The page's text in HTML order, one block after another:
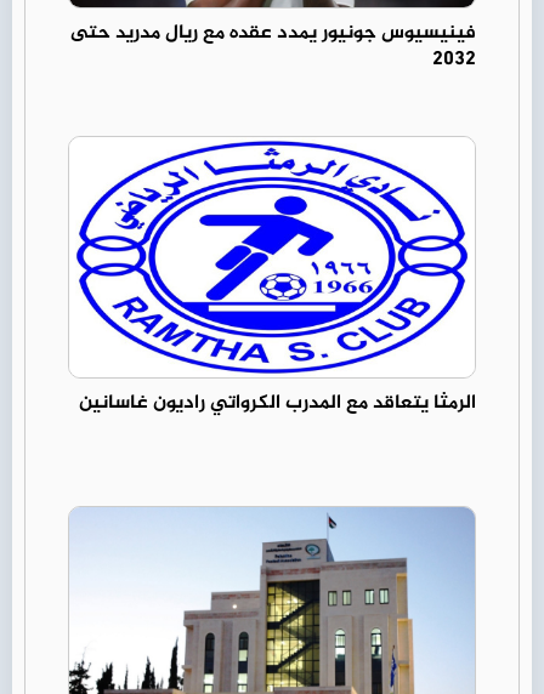
فينيسيوس جونيور يمدد عقده مع ريال مدريد حتى
2032
الرمثا يتعاقد مع المدرب الكرواتي راديون غاسانين